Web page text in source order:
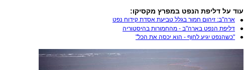
עוד על דליפת הנפט במפרץ מקסיקו:
ארה"ב: זיהום חמור בגלל טביעת אסדת קידוח נפט
דליפת הנפט בארה"ב - מהחמורות בהיסטוריה
"כשהנפט יגיע לחוף - הוא יכסה את הכל"